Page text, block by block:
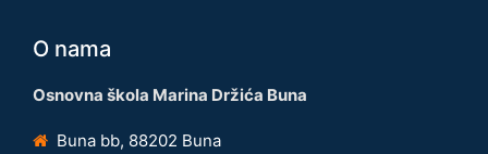
O nama
Osnovna škola Marina Držića Buna
Buna bb, 88202 Buna